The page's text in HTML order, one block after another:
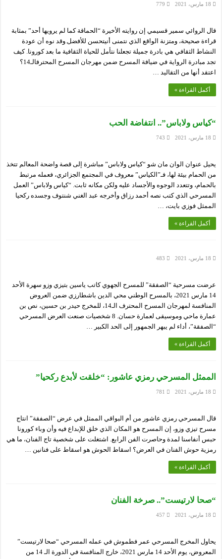
18 مارس، 2021 779
قال الروائي سمير قسيمي إن روايته الأخيرة “الحماقة كما لم يرويها أحد” بمثابة
قراءة صحيحة، ومتزنة الواقع الذي نتمنى أنيتحسن للأفضل.وقد نوه أن عودة
النشاط الثقافي هي بادرة جميلة تجعلنا نتأمل للحياة الثقافية ما بعد كورونا. كيف
تجد مبادرة الرواية في ضيافة المسرح ضمن مهرجان المسرح المحترفالـ14؟
اعتقد أنها من التقاليد …
أكمل القراءة »
“كياس ولاباس”.. انتفاضة الحب
18 مارس، 2021 743
يحيل عنوان الوان مان شو “كياس ولاباس” مباشرة إلى قصة واضحة المعالم تتخذ
من الحمام بيئة لها، فـ”الكياس” معروف في المجتمع الجزائري، فعمله مرتبط
بالحمام، وتتعدد الوجوه والأجساد عليه ولكن مكانه ثابت. “كياس ولاباس” العمل
المسرحي الذي كتب نصه أحمد رزاق وأخرجه عبد الغني شنتوف وجسده ركحيا
الممثل فوزي بايت، …
أكمل القراءة »
18 مارس، 2021 483
عرضت مسرحية “الصفقة” للمسرح الجهوي كاتب ياسين بتيزي وزو سهرة الأحد
14 مارس 2021، بالمسرح الوطني محي الدين باشطارزي ضمن العروض
المنافسة لمهرجان المسرح المحترف الـ14، للمخرج حيدر بن حسين، نص بن
عمارة ماحي وموسيقى لعمارة حسان. 8 شخصيات صنعت العرض المسرحي
“الصفقة”، أداء لم يبهر الجمهور إلى الحد الكبير …
أكمل القراءة »
الممثل المسرحي رمزي عاشور: “خلقت لأبدع ركحيا”
18 مارس، 2021 781
قال المسرحي رمزي عاشور من أم البواقي الممثل في عرض “الصفقة” انتاج
مسرح تيزي وزو، إن المسرح هو المكان الذي خلق للإبداع فيه وأن وباء كورونا
حبس أنفاسنا لمدة وحاصرت الفن الرابع. اشتغلت على شخصية تاج الفنان، ما هي
رمزية حوش الفنان في العرض؟ اسقاط الحوش هو اسقاط على فنانين …
أكمل القراءة »
“صحا لارتيست”.. صرخة الفنان
18 مارس، 2021 457
يحاول المخرج المسرحي عمر فطموش في عمله المسرحي “صحا لارتيست”
المعروض، يوم الأحد 14 مارس 2021، خارج المنافسة في الدورة الـ 14 من